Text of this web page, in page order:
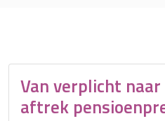
Van verplicht
aftrek